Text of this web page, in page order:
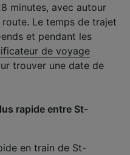
minutes, avec autour
Le temps de trajet
et pendant les
de voyage
trouver une date de
rapide entre St-
en train de St-